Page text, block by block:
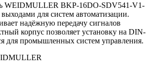
WEIDMULLER BKP-16DO-SDV541-V1-
для систем автоматизации.
надёжную передачу сигналов
корпус позволяет установку на DIN-
для промышленных систем управления.